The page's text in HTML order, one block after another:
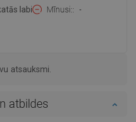
labi Mīnusi: -
atsauksmi.
atbildes